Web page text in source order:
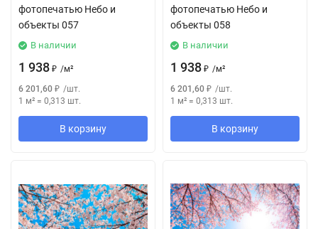
фотопечатью Небо и
объекты 057
В наличии
1 938 ₽ /м²
6 201,60 ₽ /шт.
1 м² = 0,313 шт.
В корзину
фотопечатью Небо и
объекты 058
В наличии
1 938 ₽ /м²
6 201,60 ₽ /шт.
1 м² = 0,313 шт.
В корзину